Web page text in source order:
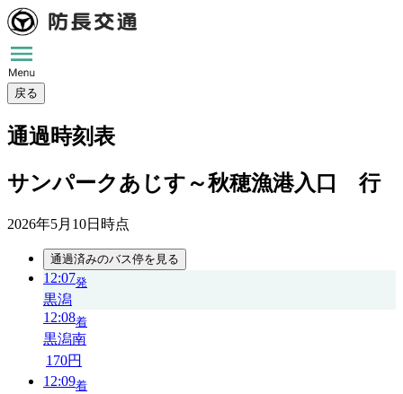
戻る
通過時刻表
サンパークあじす～秋穂漁港入口 行
2026年5月10日 時点
通過済みのバス停を見る
12:07発
黒潟
12:08着
黒潟南
170円
12:09着